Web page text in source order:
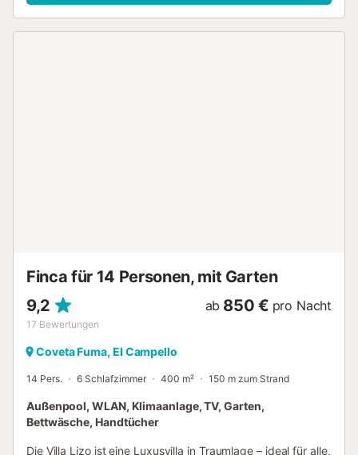
und Außendusche. 2 Parkplätze sind auf dem Grundstück
Finca für 14 Personen, mit Garten
9,2
17 Bewertungen
ab 850 € pro Nacht
Coveta Fuma, El Campello
14 Pers. 6 Schlafzimmer 400 m² 150 m zum Strand
Außenpool, WLAN, Klimaanlage, TV, Garten,
Bettwäsche, Handtücher
Die Villa Lizo ist eine Luxusvilla in Traumlage – ideal für alle,